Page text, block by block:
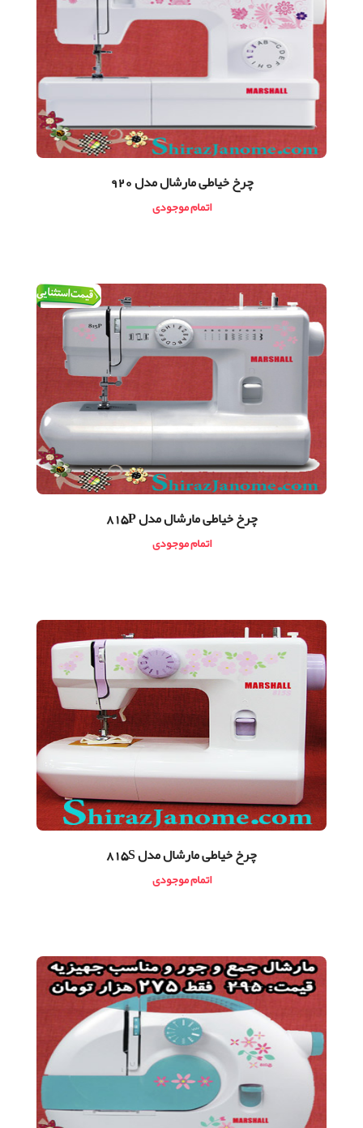
چرخ خیاطی مارشال مدل 920
اتمام موجودی
چرخ خیاطی مارشال مدل 815P
اتمام موجودی
چرخ خیاطی مارشال مدل 815S
اتمام موجودی